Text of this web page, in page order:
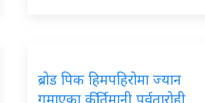
ब्रोड पिक हिमपहिरोमा ज्यान